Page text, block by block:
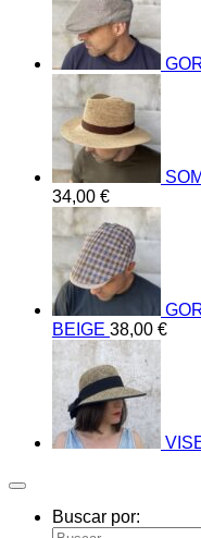
34,00 €
BEIGE 38,00 €
Buscar por: